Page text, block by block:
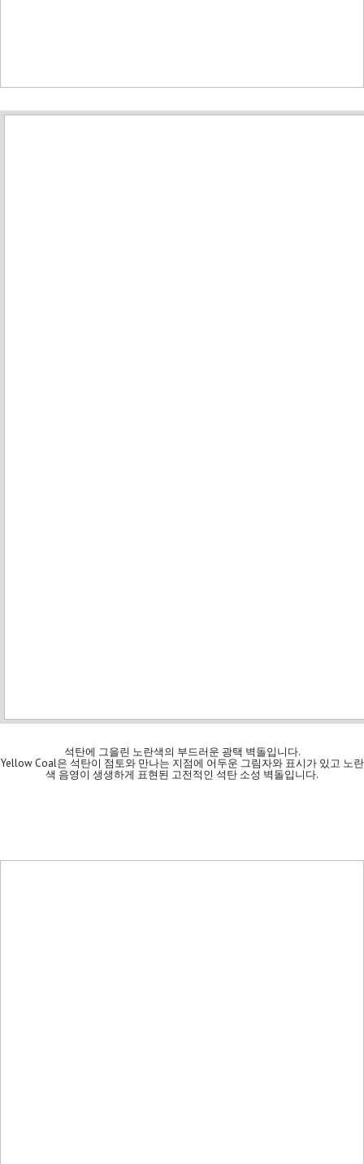
석탄에 그을린 노란색의 부드러운 광택 벽돌입니다.
Yellow Coal은 석탄이 점토와 만나는 지점에 어두운 그림자와 표시가 있고 노란
색 음영이 생생하게 표현된 고전적인 석탄 소성 벽돌입니다.